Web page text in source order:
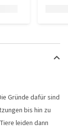
Gründe dafür sind
bis hin zu
leiden dann